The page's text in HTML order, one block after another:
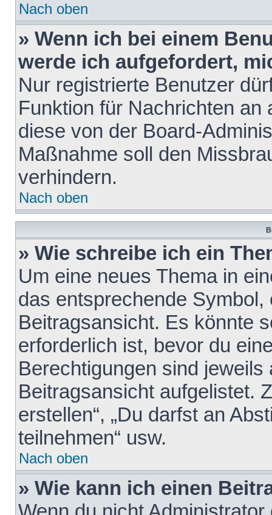
Nach oben
» Wenn ich bei einem
werde ich aufgefordert,
Nur registrierte Benutzer
Funktion für Nachrichten
diese von der Board-
Maßnahme soll den
verhindern.
Nach oben
» Wie schreibe ich ein
Um eine neues Thema in
das entsprechende
Beitragsansicht. Es könnte
erforderlich ist, bevor du
Berechtigungen sind
Beitragsansicht aufgelistet.
erstellen“, „Du darfst an
teilnehmen“ usw.
Nach oben
» Wie kann ich einen